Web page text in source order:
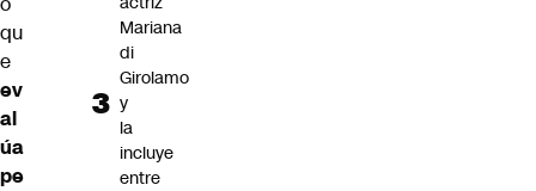
qu
e
ev
al
úa
pe
Mariana
di
Girolamo
y
la
incluye
entre